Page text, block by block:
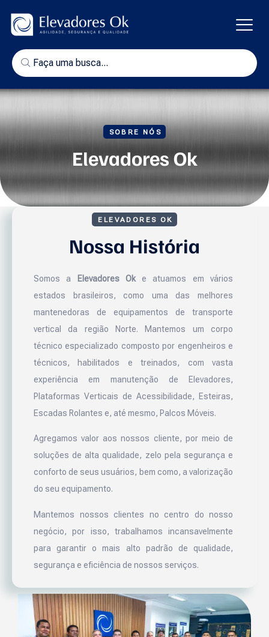
SOBRE NÓS
Elevadores Ok
ELEVADORES OK
Nossa História
Somos a Elevadores Oke atuamos em vários
estados brasileiros, como uma das melhores
mantenedoras de equipamentos de transporte
vertical da região Norte. Mantemos um corpo
técnico especializado composto por engenheiros e
técnicos, habilitados e treinados, com vasta
experiência em manutenção de Elevadores,
Plataformas Verticais de Acessibilidade, Esteiras,
Escadas Rolantes e, até mesmo, Palcos Móveis.
Agregamos valor aos nossos cliente, por meio de
soluções de alta qualidade, zelo pela segurança e
conforto de seus usuários, bem como, a valorização
do seu equipamento.
Mantemos nossos clientes no centro do nosso
negócio, por isso, trabalhamos incansavelmente
para garantir o mais alto padrão de qualidade,
segurança e eficiência de nossos serviços.